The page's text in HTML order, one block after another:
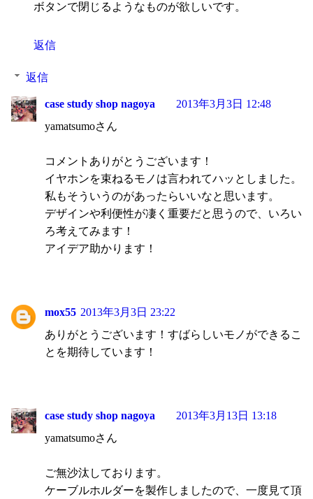
ボタンで閉じるようなものが欲しいです。
返信
返信
case study shop nagoya
2013年3月3日 12:48
yamatsumoさん
コメントありがとうございます！
イヤホンを束ねるモノは言われてハッとしました。
私もそういうのがあったらいいなと思います。
デザインや利便性が凄く重要だと思うので、いろい
ろ考えてみます！
アイデア助かります！
mox55 2013年3月3日 23:22
ありがとうございます！すばらしいモノができるこ
とを期待しています！
case study shop nagoya
2013年3月13日 13:18
yamatsumoさん
ご無沙汰しております。
ケーブルホルダーを製作しましたので、一度見て頂